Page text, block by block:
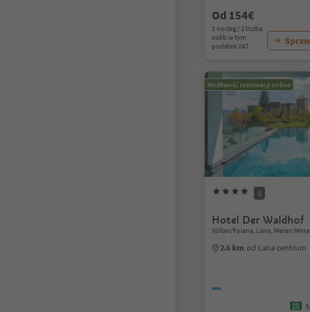
Od 154€
1 nocleg / 2 liczba
osób w tym
podatek VAT
Możliwość rezerwacji online
S
Hotel Der Waldhof
Völlan/Foiana, Lana, Meran/
2.6 km od Lana centrum